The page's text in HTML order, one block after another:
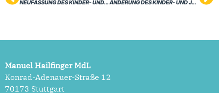
NEUFASSUNG DES KINDER- UND JUGENDHILFEGESETZES ÄNDERUNG DES KINDER- UND JUGENDHILFEGESETZES BESCHLOSSEN
Manuel Hailfinger MdL
Konrad-Adenauer-Straße 12
70173 Stuttgart